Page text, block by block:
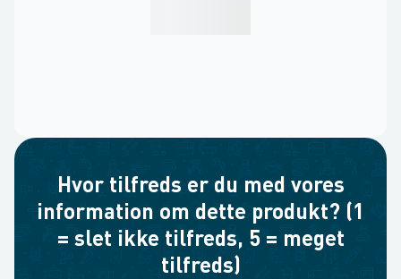
Hvor tilfreds er du med vores
information om dette produkt? (1
= slet ikke tilfreds, 5 = meget
tilfreds)